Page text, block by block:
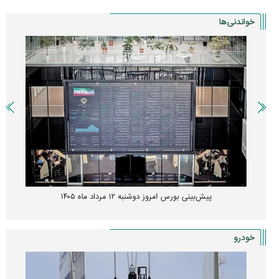
خواندنی‌ها
پیش‌بینی بورس امروز دوشنبه ۱۲ مرداد ماه ۱۴۰۵
خودرو